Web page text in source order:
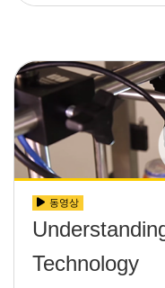
동영상
Technology